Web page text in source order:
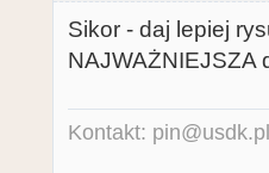
Sikor - daj lepiej
NAJWAŻNIEJSZA
Kontakt: pin@usdk.pl